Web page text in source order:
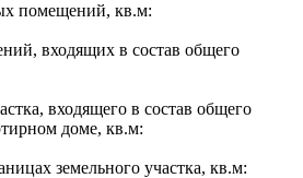
помещений, кв.м:
входящих в состав общего
входящего в состав общего
доме, кв.м:
земельного участка, кв.м: